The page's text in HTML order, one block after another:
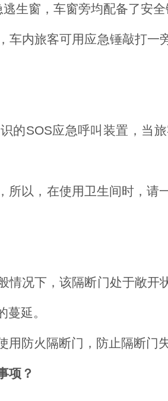
生窗，车窗旁均配备了安
车内旅客可用应急锤敲打
的SOS应急呼叫装置，当
所以，在使用卫生间时，
情况下，该隔断门处于敞
延。
防火隔断门，防止隔断门
项？